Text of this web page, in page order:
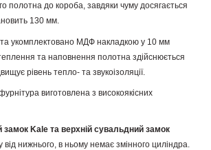
полотна до короба, завдяки чуму досягається
130 мм.
укомплектовано МДФ накладкою у 10 мм
та наповнення полотна здійснюється
рівень тепло- та звукоізоляції.
виготовлена з високоякісних
замок Kale та верхній сувальдний замок
нижнього, в ньому немає змінного циліндра.